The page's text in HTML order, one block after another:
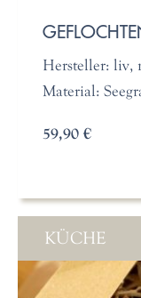
Hersteller: liv,
Material:
59,90 €
KÜCHE